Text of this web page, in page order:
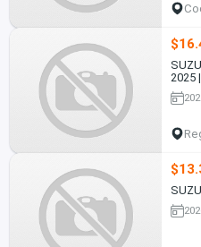
2025